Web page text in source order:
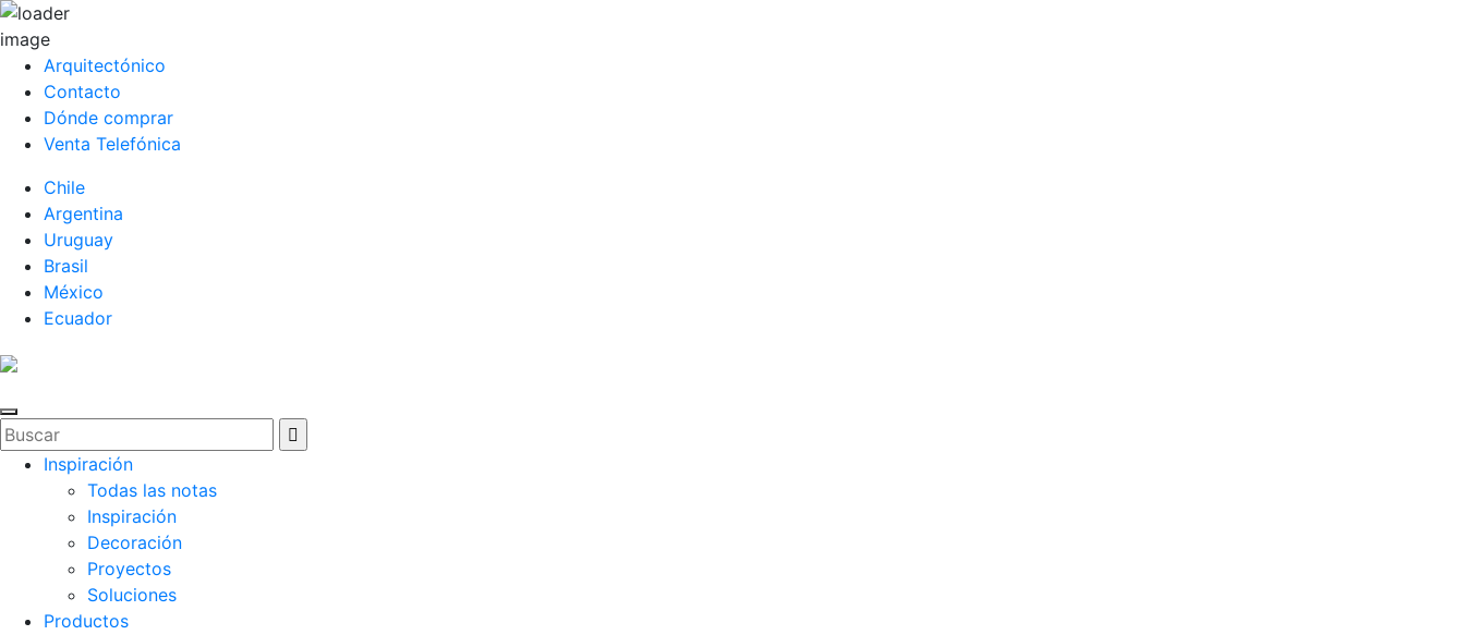
Arquitectónico
Contacto
Dónde comprar
Venta Telefónica
Chile
Argentina
Uruguay
Brasil
México
Ecuador
Inspiración
Todas las notas
Inspiración
Decoración
Proyectos
Soluciones
Productos